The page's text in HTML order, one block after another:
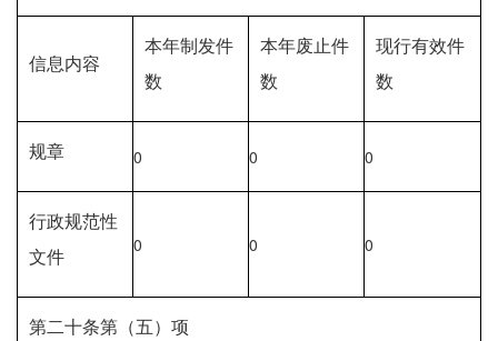
信息内容
本年制发件
数
本年废止件
数
现行有效件
数
规章 0 0 0
行政规范性
文件
0 0 0
第二十条第（五）项